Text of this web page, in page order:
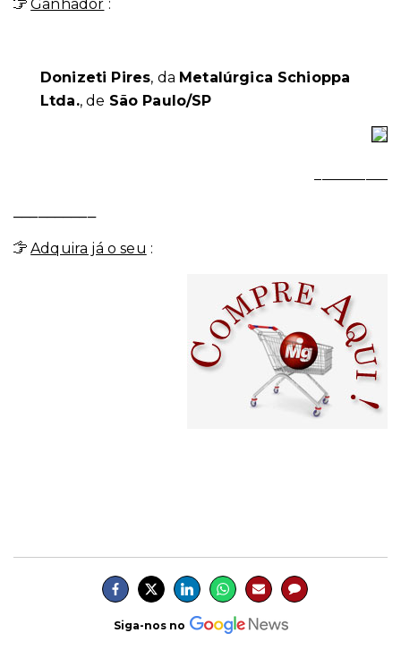
Ganhador :
Donizeti Pires, da Metalúrgica Schioppa
Ltda., de São Paulo/SP
Adquira já o seu :
Siga-nos no